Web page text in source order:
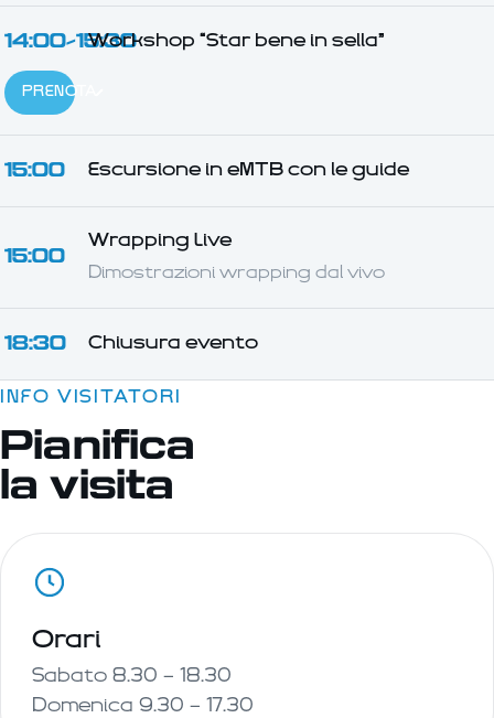
14:00–15:30Workshop “Star bene in sella”
PRENOTA
15:00 Escursione in eMTB con le guide
15:00
Wrapping Live
Dimostrazioni wrapping dal vivo
18:30 Chiusura evento
INFO VISITATORI
Pianifica
la visita
Orari
Sabato 8.30 — 18.30
Domenica 9.30 — 17.30